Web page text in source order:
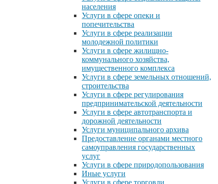
населения
Услуги в сфере опеки и
попечительства
Услуги в сфере реализации
молодежной политики
Услуги в сфере жилищно-
коммунального хозяйства,
имущественного комплекса
Услуги в сфере земельных отношений,
строительства
Услуги в сфере регулирования
предпринимательской деятельности
Услуги в сфере автотранспорта и
дорожной деятельности
Услуги муниципального архива
Предоставление органами местного
самоуправления государственных
услуг
Услуги в сфере природопользования
Иные услуги